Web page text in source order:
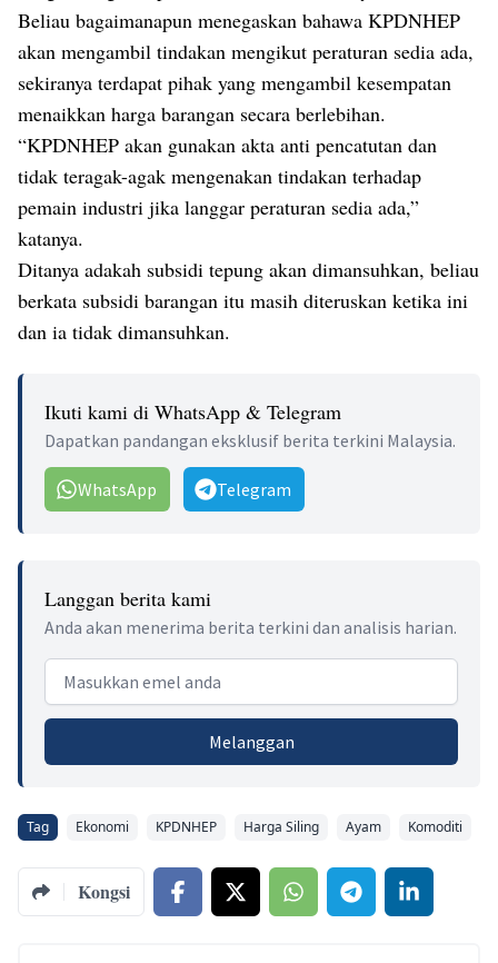
Beliau bagaimanapun menegaskan bahawa KPDNHEP
akan mengambil tindakan mengikut peraturan sedia ada,
sekiranya terdapat pihak yang mengambil kesempatan
menaikkan harga barangan secara berlebihan.
“KPDNHEP akan gunakan akta anti pencatutan dan
tidak teragak-agak mengenakan tindakan terhadap
pemain industri jika langgar peraturan sedia ada,”
katanya.
Ditanya adakah subsidi tepung akan dimansuhkan, beliau
berkata subsidi barangan itu masih diteruskan ketika ini
dan ia tidak dimansuhkan.
Ikuti kami di WhatsApp & Telegram
Dapatkan pandangan eksklusif berita terkini Malaysia.
WhatsApp Telegram
Langgan berita kami
Anda akan menerima berita terkini dan analisis harian.
Email address
Melanggan
Tag Ekonomi KPDNHEP Harga Siling Ayam Komoditi
Kongsi